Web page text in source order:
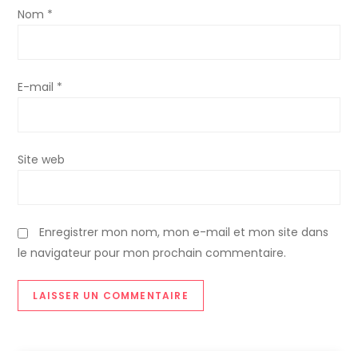
’
r
i
c
l
Nom *
E-mail *
Site web
Enregistrer mon nom, mon e-mail et mon site dans
le navigateur pour mon prochain commentaire.